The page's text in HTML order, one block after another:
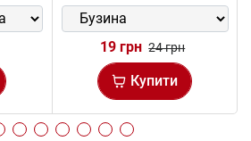
19 грн 24 грн
Купити